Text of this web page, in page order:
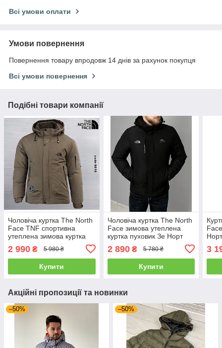
Всі умови оплати
Умови повернення
Повернення товару впродовж 14 днів за рахунок покупця
Всі умови повернення
Подібні товари компанії
Чоловіча куртка The North
Face TNF спортивна
утеплена зимова куртка
Зе Норт Фейс коричнева з
капюшоном
2 990 ₴ 5 980 ₴
Купити
Чоловіча куртка The North
Face зимова утеплена
куртка пуховик Зе Норт
2 890₴ 5 780 ₴
Купити
3
Акційні пропозиції та новинки
–50% –50%